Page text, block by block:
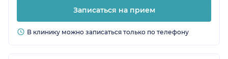
Записаться на прием
В клинику можно записаться только по телефону